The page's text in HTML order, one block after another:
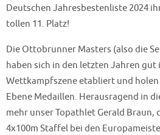
Deutschen Jahresbestenliste 2024
tollen 11. Platz!
Die Ottobrunner Masters (also die
haben sich in den letzten Jahren gut
Wettkampfszene etabliert und
Ebene Medaillen. Herausragend in
mehr unser Topathlet Gerald Braun,
4x100m Staffel bei den